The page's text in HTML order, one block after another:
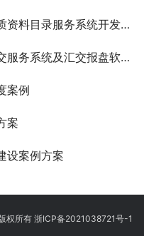
统开发及汇交报盘软件升级项目
升级、大屏展示系统项目顺利通过验收
案例
案
设案例方案
权所有 浙ICP备2021038721号-1